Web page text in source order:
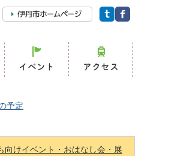
予定
向けイベント・おはなし会・展